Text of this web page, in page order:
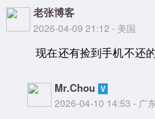
老张博客
2026-04-09 21:12 - 美国
现在还有捡到手机不还
Mr.Chou
2026-04-10 14:53 - 广